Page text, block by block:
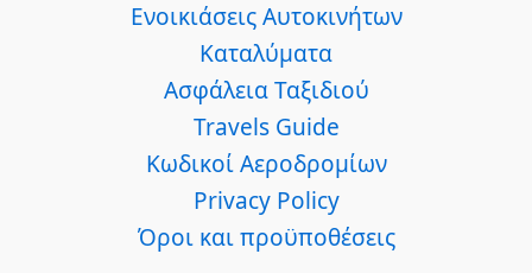
Ενοικιάσεις Αυτοκινήτων
Καταλύματα
Ασφάλεια Ταξιδιού
Travels Guide
Κωδικοί Αεροδρομίων
Privacy Policy
Όροι και προϋποθέσεις